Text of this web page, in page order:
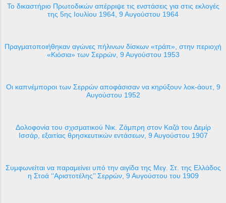
Το δικαστήριο Πρωτοδικών απέρριψε τις ενστάσεις για στις εκλογές
της 5ης Ιουλίου 1964, 9 Αυγούστου 1964
Πραγματοποιήθηκαν αγώνες πήλινων δίσκων «τράπ», στην περιοχή
«Κιόσια» των Σερρών, 9 Αυγούστου 1953
Οι καπνέμποροι των Σερρών αποφάσισαν να κηρύξουν λοκ-άουτ, 9
Αυγούστου 1952
Δολοφονία του σχισματικού Νικ. Ζάμπρη στον Καζά του Δεμίρ
Ισσάρ, εξαιτίας θρησκευτικών εντάσεων, 9 Αυγούστου 1907
Συμφωνείται να παραμείνει υπό την αιγίδα της Μεγ. Στ. της Ελλάδος
η Στοά ‘‘Αριστοτέλης’’ Σερρών, 9 Αυγούστου του 1909